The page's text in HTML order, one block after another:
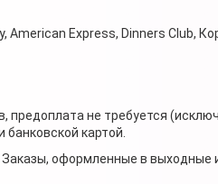
Express, Dinners Club,
предоплата не требуется
картой.
Заказы, оформленные в выходные